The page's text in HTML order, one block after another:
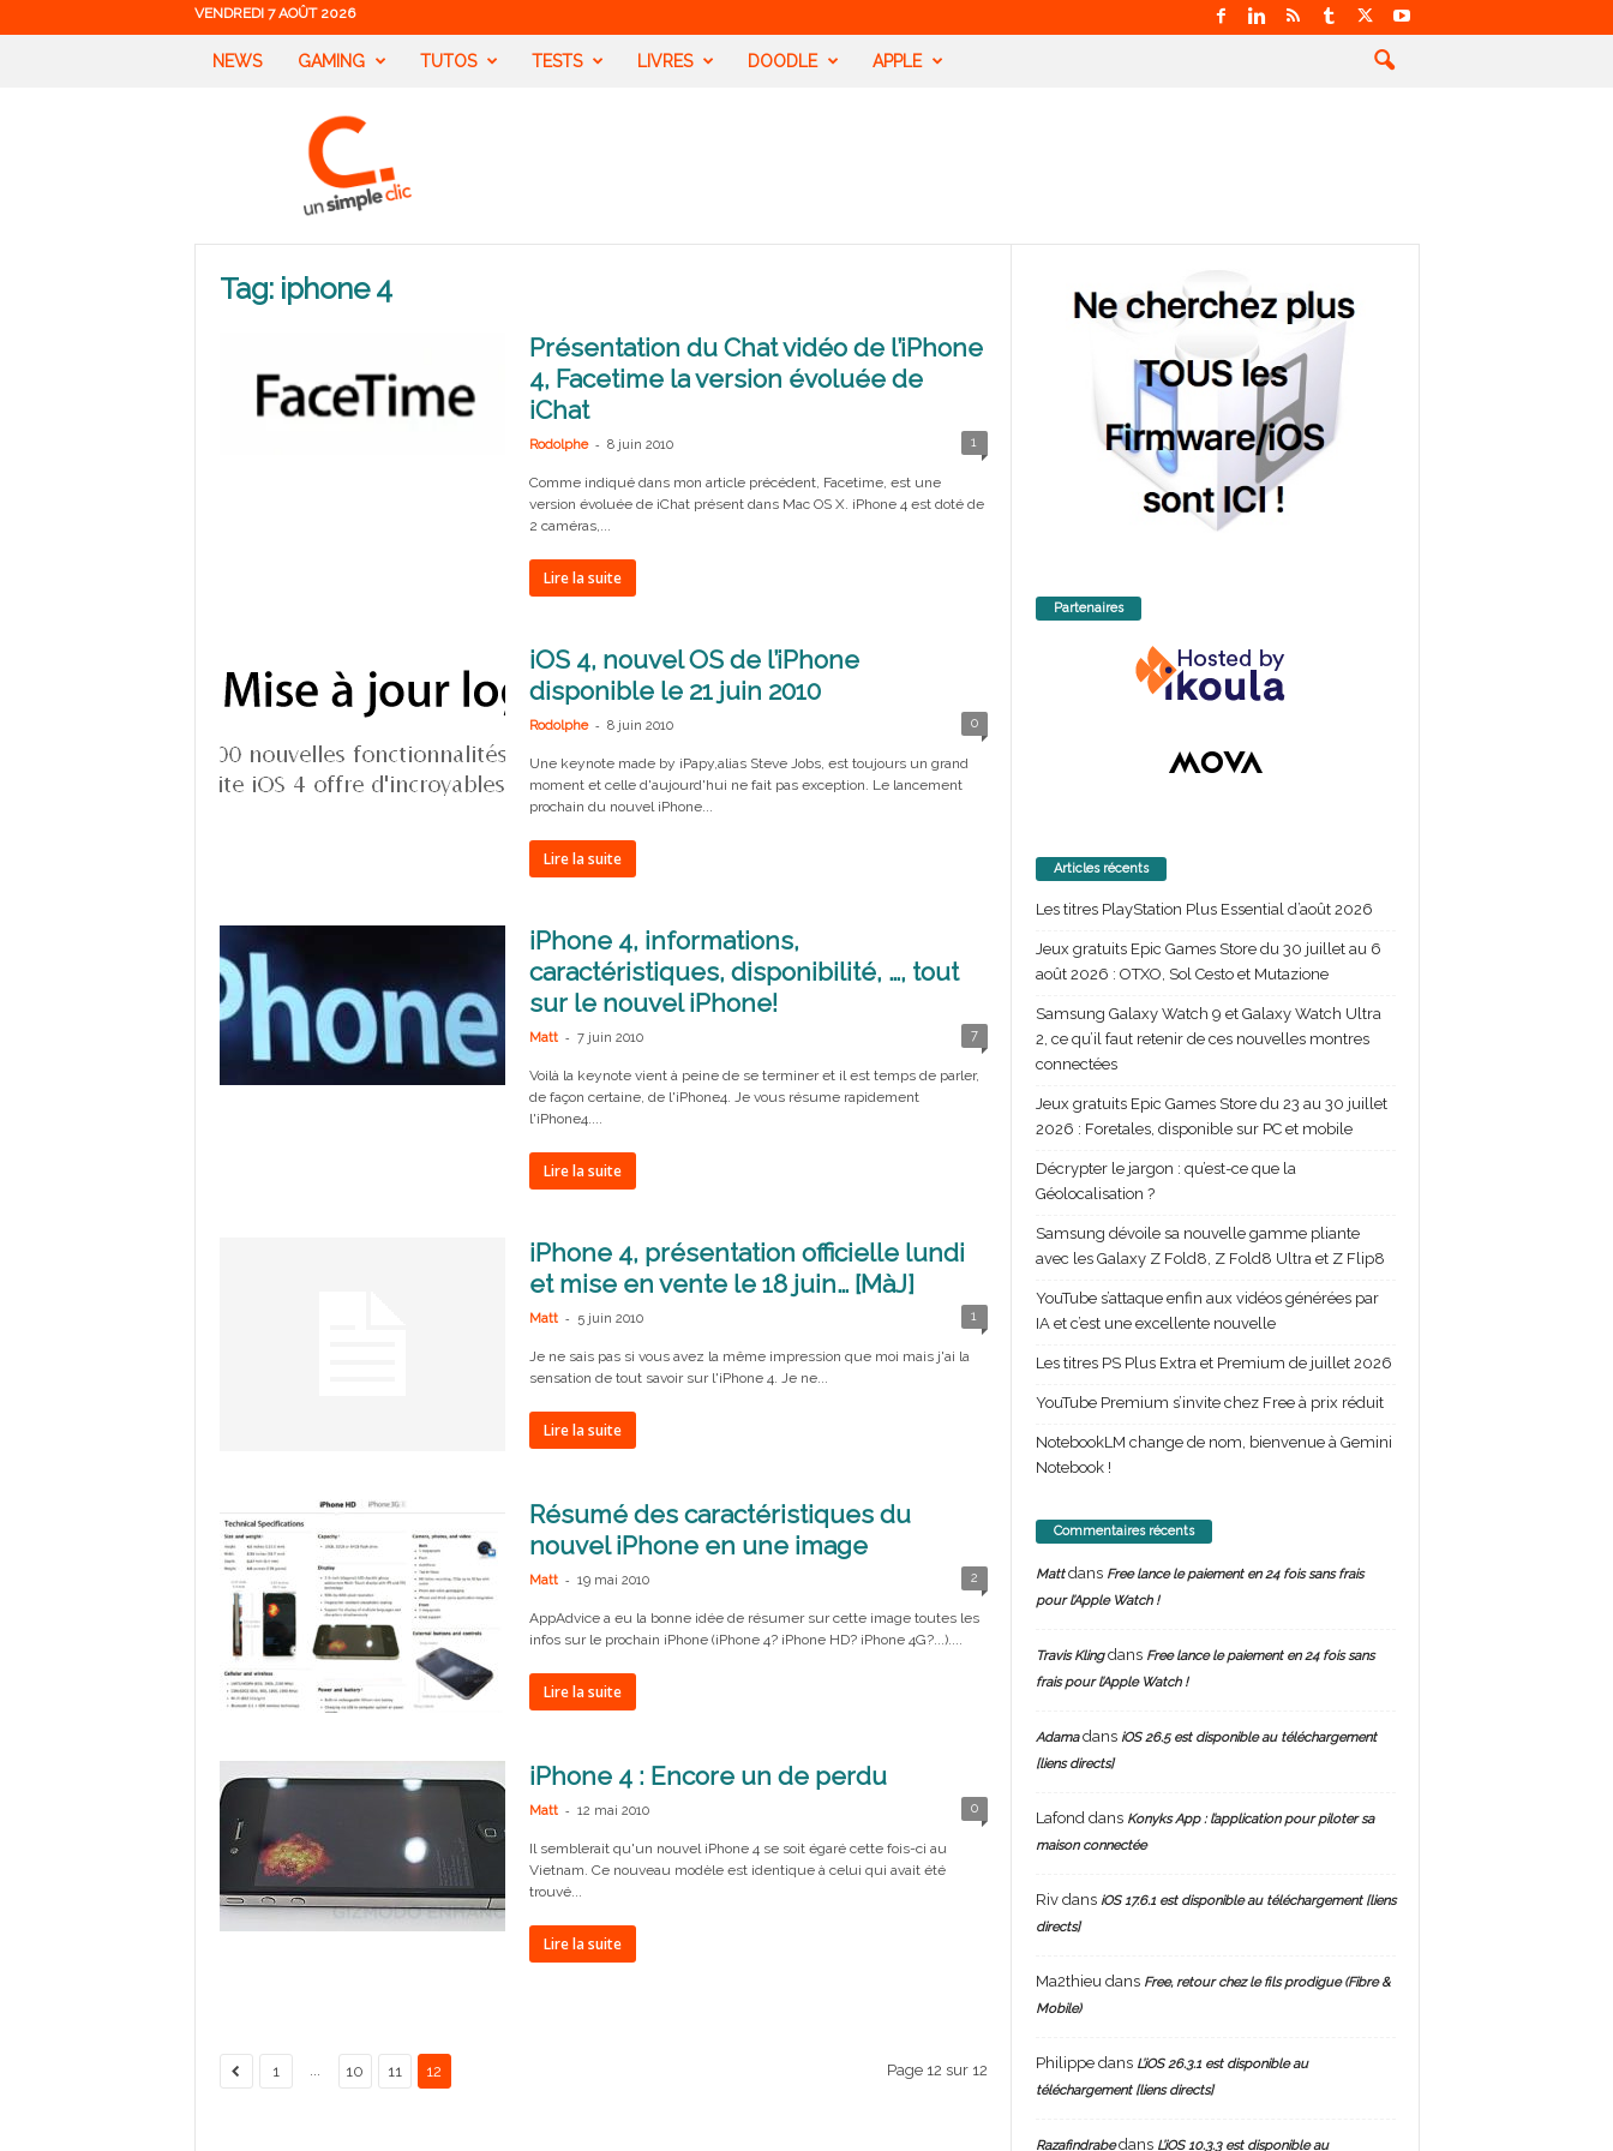
VENDREDI 7 AOÛT 2026
NEWS GAMING TUTOS TESTS LIVRES DOODLE APPLE
Tag: iphone 4
Présentation du Chat vidéo de l’iPhone
4, Facetime la version évoluée de
iChat
Rodolphe - 8 juin 2010 1
Comme indiqué dans mon article précédent, Facetime, est une
version évoluée de iChat présent dans Mac OS X. iPhone 4 est doté de
2 caméras,...
Lire la suite
iOS 4, nouvel OS de l’iPhone
disponible le 21 juin 2010
Rodolphe - 8 juin 2010 0
Une keynote made by iPapy,alias Steve Jobs, est toujours un grand
moment et celle d'aujourd'hui ne fait pas exception. Le lancement
prochain du nouvel iPhone...
Lire la suite
iPhone 4, informations,
caractéristiques, disponibilité, …, tout
sur le nouvel iPhone!
Matt - 7 juin 2010 7
Voilà la keynote vient à peine de se terminer et il est temps de parler,
de façon certaine, de l'iPhone4. Je vous résume rapidement
l'iPhone4....
Lire la suite
iPhone 4, présentation officielle lundi
et mise en vente le 18 juin… [MàJ]
Matt - 5 juin 2010 1
Je ne sais pas si vous avez la même impression que moi mais j'ai la
sensation de tout savoir sur l'iPhone 4. Je ne...
Lire la suite
Résumé des caractéristiques du
nouvel iPhone en une image
Matt - 19 mai 2010 2
AppAdvice a eu la bonne idée de résumer sur cette image toutes les
infos sur le prochain iPhone (iPhone 4? iPhone HD? iPhone 4G?...)....
Lire la suite
iPhone 4 : Encore un de perdu
Matt - 12 mai 2010 0
Il semblerait qu'un nouvel iPhone 4 se soit égaré cette fois-ci au
Vietnam. Ce nouveau modèle est identique à celui qui avait été
trouvé...
Lire la suite
1 ... 10 11 12 Page 12 sur 12
Partenaires
Articles récents
Les titres PlayStation Plus Essential d’août 2026
Jeux gratuits Epic Games Store du 30 juillet au 6
août 2026 : OTXO, Sol Cesto et Mutazione
Samsung Galaxy Watch 9 et Galaxy Watch Ultra
2, ce qu’il faut retenir de ces nouvelles montres
connectées
Jeux gratuits Epic Games Store du 23 au 30 juillet
2026 : Foretales, disponible sur PC et mobile
Décrypter le jargon : qu’est-ce que la
Géolocalisation ?
Samsung dévoile sa nouvelle gamme pliante
avec les Galaxy Z Fold8, Z Fold8 Ultra et Z Flip8
YouTube s’attaque enfin aux vidéos générées par
IA et c’est une excellente nouvelle
Les titres PS Plus Extra et Premium de juillet 2026
YouTube Premium s’invite chez Free à prix réduit
NotebookLM change de nom, bienvenue à Gemini
Notebook !
Commentaires récents
Mattdans Free lance le paiement en 24 fois sans frais
pour l’Apple Watch !
Travis Klingdans Free lance le paiement en 24 fois sans
frais pour l’Apple Watch !
Adamadans iOS 26.5 est disponible au téléchargement
[liens directs]
Lafond dans Konyks App : l’application pour piloter sa
maison connectée
Rivdans iOS 17.6.1 est disponible au téléchargement [liens
directs]
Ma2thieu dans Free, retour chez le fils prodigue (Fibre &
Mobile)
Philippedans L’iOS 26.3.1 est disponible au
téléchargement [liens directs]
Razafindrabedans L’iOS 10.3.3 est disponible au